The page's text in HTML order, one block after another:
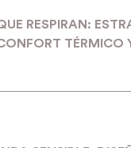
RESPIRAN:
TÉRMICO